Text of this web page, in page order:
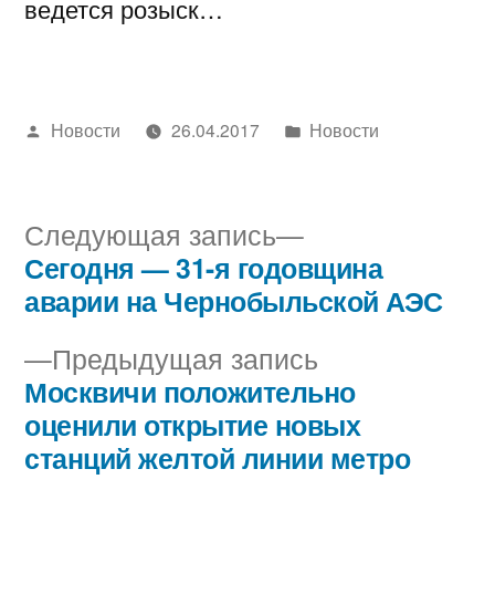
ведется розыск…
Написано
Новости 26.04.2017
Написано
Новости
Навигация
записям
Предыдущая запись
запись:
Москвичи положительно
оценили открытие новых
станций желтой линии метро
Следующая запись
Следующая
запись:
Сегодня — 31-я годовщина
аварии на Чернобыльской АЭС